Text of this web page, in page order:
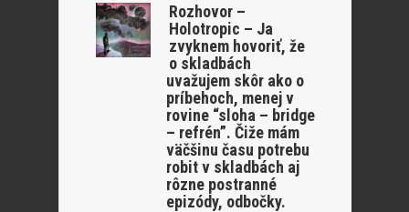
Rozhovor –
Holotropic – Ja
zvyknem hovoriť, že
o skladbách
uvažujem skôr ako o
príbehoch, menej v
rovine “sloha – bridge
– refrén”. Čiže mám
väčšinu času potrebu
robit v skladbách aj
rôzne postranné
epizódy, odbočky.